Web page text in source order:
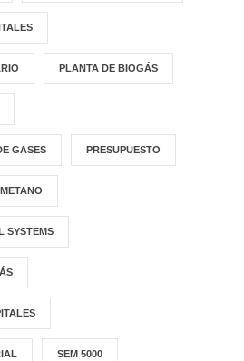
PLANTA DE BIOGÁS
GASES PRESUPUESTO
SYSTEMS
SEM 5000